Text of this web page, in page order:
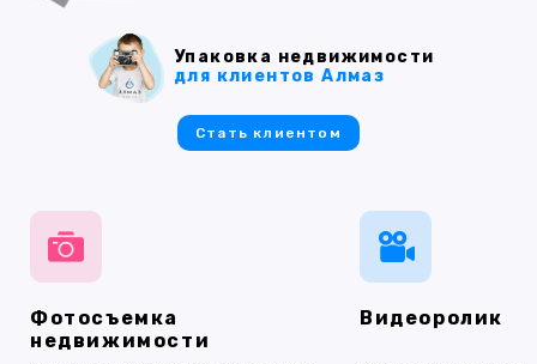
Фотосъемка
недвижимости
Видеоролик
Упаковка недвижимости
для клиентов Алмаз
Стать клиентом